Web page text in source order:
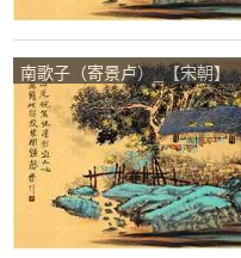
南歌子（寄景卢）_【宋朝】
_【洪适】